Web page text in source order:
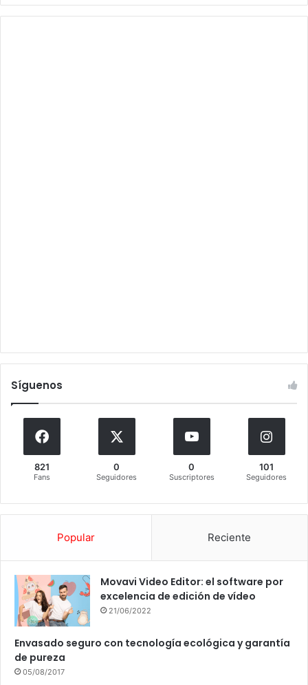
Síguenos
821
Fans
0
Seguidores
0
Suscriptores
101
Seguidores
Popular Reciente
Movavi Video Editor: el software por
excelencia de edición de vídeo
21/06/2022
Envasado seguro con tecnología ecológica y garantía
de pureza
05/08/2017